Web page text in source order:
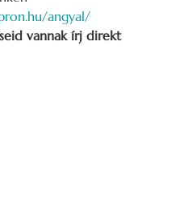
angyal/
vannak írj direkt